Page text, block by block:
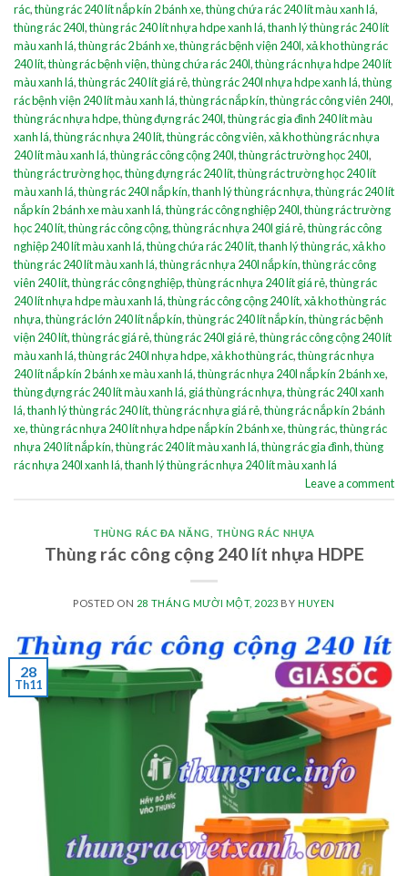
rác,thùng rác 240 lít nắp kín 2 bánh xe,thùng chứa rác 240 lít màu xanh lá,
thùng rác 240l,thùng rác 240 lít nhựa hdpe xanh lá,thanh lý thùng rác 240 lít
màu xanh lá,thùng rác 2 bánh xe,thùng rác bệnh viện 240l,xả kho thùng rác
240 lít,thùng rác bệnh viện,thùng chứa rác 240l,thùng rác nhựa hdpe 240 lít
màu xanh lá,thùng rác 240 lít giá rẻ,thùng rác 240l nhựa hdpe xanh lá,thùng
rác bệnh viện 240 lít màu xanh lá,thùng rác nắp kín,thùng rác công viên 240l,
thùng rác nhựa hdpe,thùng đựng rác 240l,thùng rác gia đình 240 lít màu
xanh lá,thùng rác nhựa 240 lít,thùng rác công viên,xả kho thùng rác nhựa
240 lít màu xanh lá,thùng rác công cộng 240l,thùng rác trường học 240l,
thùng rác trường học,thùng đựng rác 240 lít,thùng rác trường học 240 lít
màu xanh lá,thùng rác 240l nắp kín,thanh lý thùng rác nhựa,thùng rác 240 lít
nắp kín 2 bánh xe màu xanh lá,thùng rác công nghiệp 240l,thùng rác trường
học 240 lít,thùng rác công cộng,thùng rác nhựa 240l giá rẻ,thùng rác công
nghiệp 240 lít màu xanh lá,thùng chứa rác 240 lít,thanh lý thùng rác,xả kho
thùng rác 240 lít màu xanh lá,thùng rác nhựa 240l nắp kín,thùng rác công
viên 240 lít,thùng rác công nghiệp,thùng rác nhựa 240 lít giá rẻ,thùng rác
240 lít nhựa hdpe màu xanh lá,thùng rác công cộng 240 lít,xả kho thùng rác
nhựa,thùng rác lớn 240 lít nắp kín,thùng rác 240 lít nắp kín,thùng rác bệnh
viện 240 lít,thùng rác giá rẻ,thùng rác 240l giá rẻ,thùng rác công cộng 240 lít
màu xanh lá,thùng rác 240l nhựa hdpe,xả kho thùng rác,thùng rác nhựa
240 lít nắp kín 2 bánh xe màu xanh lá,thùng rác nhựa 240l nắp kín 2 bánh xe,
thùng đựng rác 240 lít màu xanh lá, giá thùng rác nhựa,thùng rác 240l xanh
lá,thanh lý thùng rác 240 lít,thùng rác nhựa giá rẻ,thùng rác nắp kín 2 bánh
xe,thùng rác nhựa 240 lít nhựa hdpe nắp kín 2 bánh xe,thùng rác,thùng rác
nhựa 240 lít nắp kín,thùng rác 240 lít màu xanh lá,thùng rác gia đình,thùng
rác nhựa 240l xanh lá,thanh lý thùng rác nhựa 240 lít màu xanh lá
Leave a comment
THÙNG RÁC ĐA NĂNG THÙNG RÁC NHỰA
Thùng rác công cộng 240 lít nhựa HDPE
POSTED ON 28 THÁNG MƯỜI MỘT, 2023 BY HUYEN
28
Th11